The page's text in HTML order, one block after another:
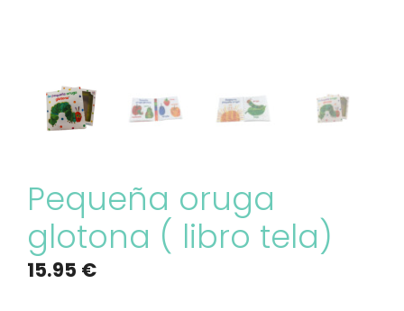
Pequeña oruga
glotona ( libro tela)
15.95 €